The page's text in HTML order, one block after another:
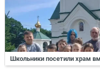
Школьники посетили храм